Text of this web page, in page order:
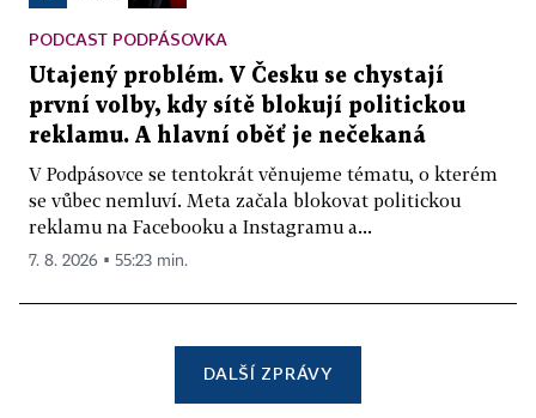
PODCAST PODPÁSOVKA
Utajený problém. V Česku se chystají
první volby, kdy sítě blokují politickou
reklamu. A hlavní oběť je nečekaná
V Podpásovce se tentokrát věnujeme tématu, o kterém
se vůbec nemluví. Meta začala blokovat politickou
reklamu na Facebooku a Instagramu a...
7. 8. 2026 ▪ 55:23 min.
DALŠÍ ZPRÁVY